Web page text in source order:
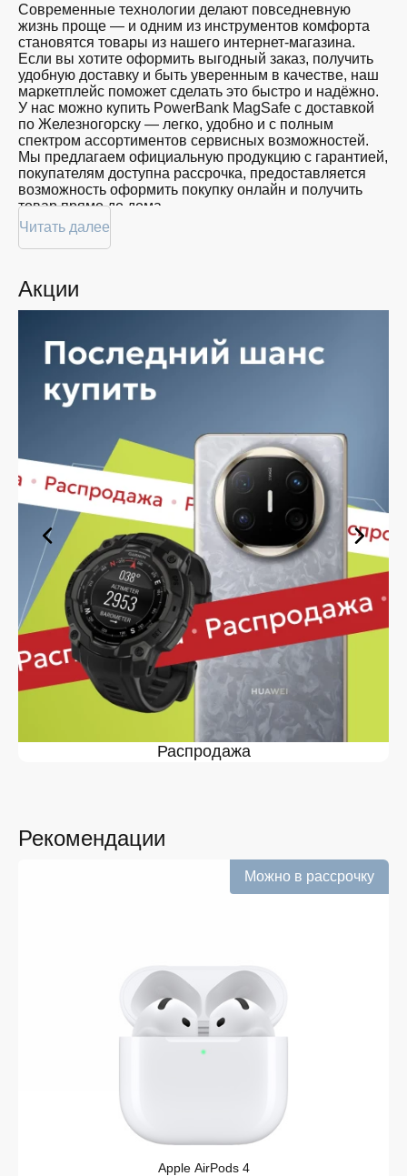
Современные технологии делают повседневную
жизнь проще — и одним из инструментов комфорта
становятся товары из нашего интернет-магазина.
Если вы хотите оформить выгодный заказ, получить
удобную доставку и быть уверенным в качестве, наш
маркетплейс поможет сделать это быстро и надёжно.
У нас можно купить PowerBank MagSafe с доставкой
по Железногорску — легко, удобно и с полным
спектром ассортиментов сервисных возможностей.
Мы предлагаем официальную продукцию с гарантией,
покупателям доступна рассрочка, предоставляется
возможность оформить покупку онлайн и получить
товар прямо до дома.
Покупателям доступна покупка PowerBank MagSafe
по привлекательной цене: мы регулярно обновляем
предоставляем большой выбор продукции. В нашем
магазине в Железногорске вы всегда найдёте нужный
быстро — независимо от объема, с возможностью
выполнить бесплатную доставку.
Планируете покупку в рассрочку? У нас есть такая
услуга. Мы предлагаем удобные условия оплаты,
выберите нужную позицию, добавьте в корзину и
оформите заявку — купить PowerBank MagSafe в
Железногорске вы сможете в кратчайшие сроки.
Ассортимент PowerBank MagSafe
в магазине iSpace в
Железногорске
На нашей торговой платформе представлен широкий
выбор продукции. Среди ассортимента, как новинки
рынка, так и проверенные временем модели. Каждый
продукт в каталоге соответствует стандартам
качества. Вы можете выбрать и заказать PowerBank
MagSafe в Железногорске в удобной конфигурации и с
доступной ценой.
Мы постоянно обновляем ассортимент, отслеживаем
наличие, поддерживаем актуальность информации,
касающейся цен и наличия. Благодаря этому клиенты
следим за новинками рынка и оперативно
добавляем их в каталог.
Подтверждённое наличие на складе.
Информация о наличии обновляется в режиме
соответствуют итоговой сумме при оформлении
Удобная оплата с возможностью оформлять
покупки по всем ассортиментам с рассрочкой.
При необходимости можно уточнить детали по
Курьерская служба работает ежедневно и
доставляет заказы по всему ассортименту
Читать далее
Акции
Распродажа
Рекомендации
Можно в рассрочку
Apple AirPods 4